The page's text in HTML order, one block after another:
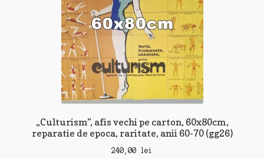
„Culturism”, afis vechi pe carton, 60x80cm,
reparatie de epoca, raritate, anii 60-70 (gg26)
240,00 lei